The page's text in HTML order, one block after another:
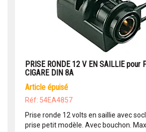
PRISE RONDE 12 V EN SAILLIE pour
CIGARE DIN 8A
article épuisé
Réf: 54EA4857
Prise ronde 12 volts en saillie avec
prise petit modèle. Avec bouchon.